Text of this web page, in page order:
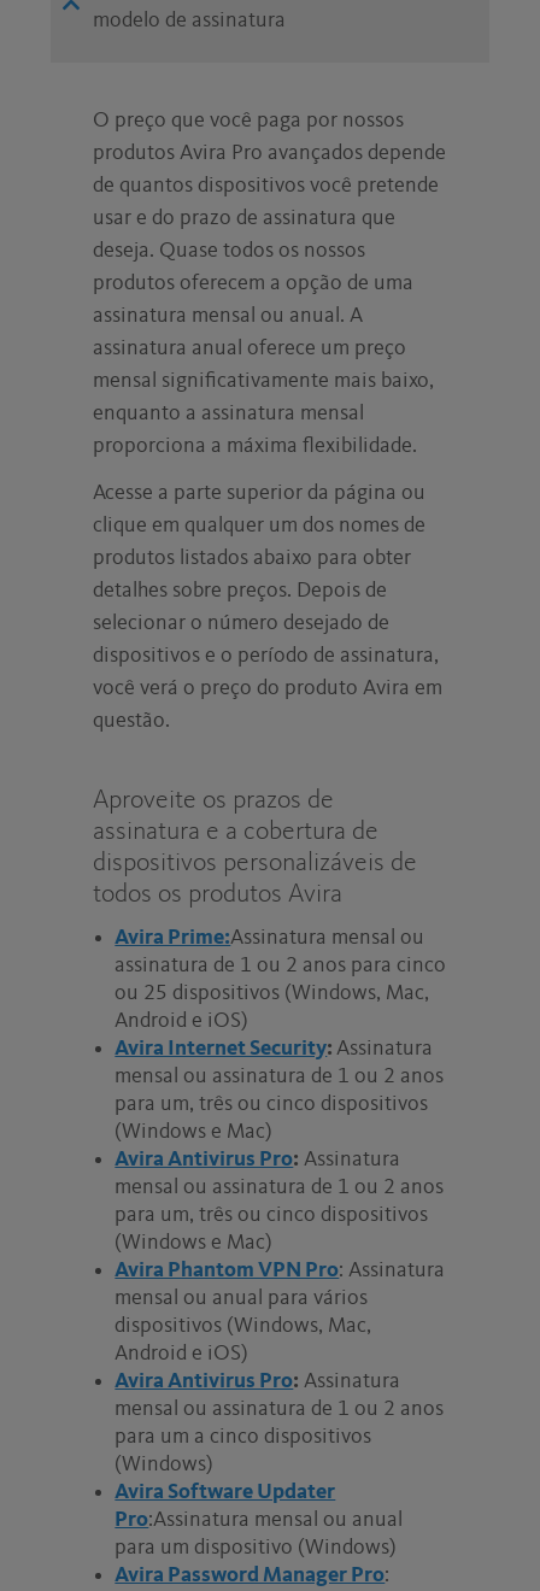
modelo de assinatura
O preço que você paga por nossos
produtos Avira Pro avançados depende
de quantos dispositivos você pretende
usar e do prazo de assinatura que
deseja. Quase todos os nossos
produtos oferecem a opção de uma
assinatura mensal ou anual. A
assinatura anual oferece um preço
mensal significativamente mais baixo,
enquanto a assinatura mensal
proporciona a máxima flexibilidade.
Acesse a parte superior da página ou
clique em qualquer um dos nomes de
produtos listados abaixo para obter
detalhes sobre preços. Depois de
selecionar o número desejado de
dispositivos e o período de assinatura,
você verá o preço do produto Avira em
questão.
Aproveite os prazos de
assinatura e a cobertura de
dispositivos personalizáveis de
todos os produtos Avira
Avira Prime:Assinatura mensal ou
assinatura de 1 ou 2 anos para cinco
ou 25 dispositivos (Windows, Mac,
Android e iOS)
Avira Internet Security:Assinatura
mensal ou assinatura de 1 ou 2 anos
para um, três ou cinco dispositivos
(Windows e Mac)
Avira Antivirus Pro: Assinatura
mensal ou assinatura de 1 ou 2 anos
para um, três ou cinco dispositivos
(Windows e Mac)
Avira Phantom VPN Pro: Assinatura
mensal ou anual para vários
dispositivos (Windows, Mac,
Android e iOS)
Avira Antivirus Pro: Assinatura
mensal ou assinatura de 1 ou 2 anos
para um a cinco dispositivos
(Windows)
Avira Software Updater
Pro:Assinatura mensal ou anual
para um dispositivo (Windows)
Avira Password Manager Pro: